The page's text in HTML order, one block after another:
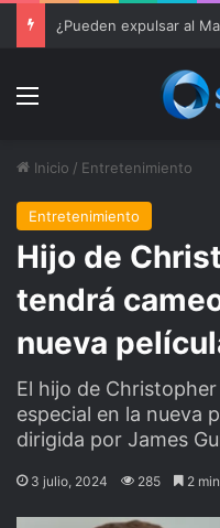
Menu
Inicio / Entretenimiento
Entretenimiento
Hijo de
tendrá
nueva
El hijo de
especial en la nueva
dirigida por James
3 julio, 2024 285 2